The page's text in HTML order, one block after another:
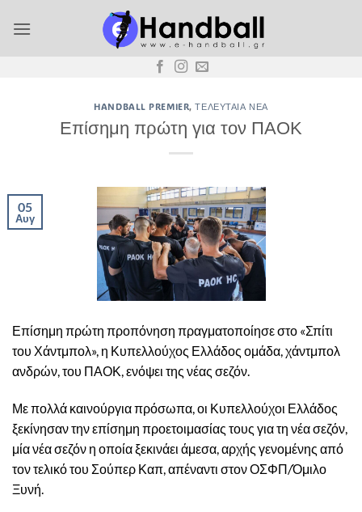
στο
HANDBALL PREMIER,ΤΕΛΕΥΤΑΊΑ ΝΈΑ
Επίσημη πρώτη για τον ΠΑΟΚ
05
Αυγ
Επίσημη πρώτη προπόνηση πραγματοποίησε στο «Σπίτι
του Χάντμπολ», η Κυπελλούχος Ελλάδος ομάδα, χάντμπολ
ανδρών, του ΠΑΟΚ, ενόψει της νέας σεζόν.
Με πολλά καινούργια πρόσωπα, οι Κυπελλούχοι Ελλάδος
ξεκίνησαν την επίσημη προετοιμασίας τους για τη νέα σεζόν,
μία νέα σεζόν η οποία ξεκινάει άμεσα, αρχής γενομένης από
τον τελικό του Σούπερ Καπ, απέναντι στον ΟΣΦΠ/Όμιλο
Ξυνή.